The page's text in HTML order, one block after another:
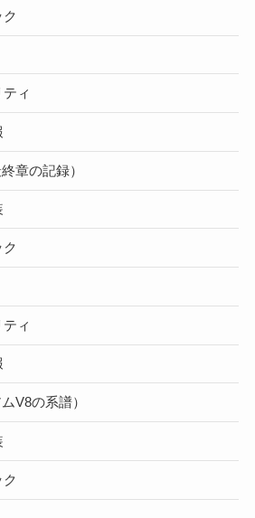
ィ
章の記録）
ィ
V8の系譜）